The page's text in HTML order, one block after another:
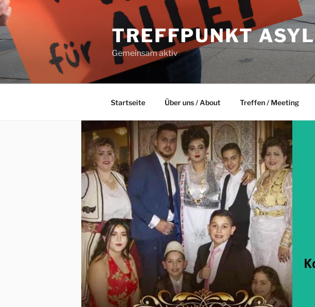
Zum
Inhalt
springen
TREFFPUNKT
Gemeinsam aktiv
Startseite Über uns / About Treffen / Meeting